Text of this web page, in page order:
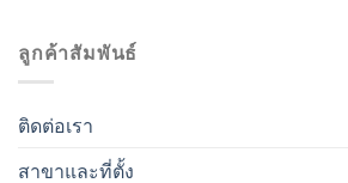
ลูกค้าสัมพันธ์
ติดต่อเรา
สาขาและที่ตั้ง